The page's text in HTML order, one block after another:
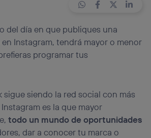
del día en que publiques una
Instagram, tendrá mayor o menor
programar tus
sigue siendo la red social con más
es la que mayor
todo un mundo de oportunidades
dar a conocer tu marca o